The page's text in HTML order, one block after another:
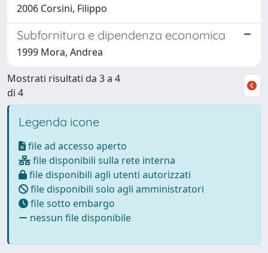
2006 Corsini, Filippo
Subfornitura e dipendenza economica
1999 Mora, Andrea
Mostrati risultati da 3 a 4
di 4
Legenda icone
file ad accesso aperto
file disponibili sulla rete interna
file disponibili agli utenti autorizzati
file disponibili solo agli amministratori
file sotto embargo
nessun file disponibile